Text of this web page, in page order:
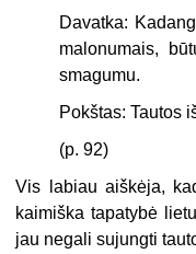
Davatka:
malonumais,
smagumu.
Pokštas: Tautos
(p. 92)
Vis labiau aiškėja,
kaimiška tapatybė
jau negali sujungti